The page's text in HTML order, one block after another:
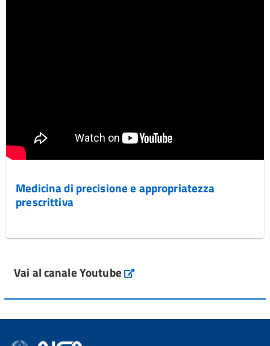
Medicina di precisione e appropriatezza
prescrittiva
Vai al canale Youtube